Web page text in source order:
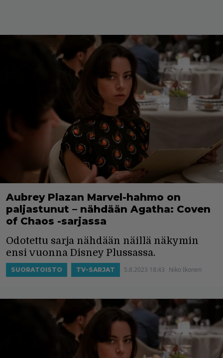
Aubrey Plazan Marvel-hahmo on
paljastunut – nähdään Agatha: Coven
of Chaos -sarjassa
Odotettu sarja nähdään näillä näkymin
ensi vuonna Disney Plussassa.
SUORATOISTO TV-SARJAT 5.8.2023 18:43 Niko Ikonen